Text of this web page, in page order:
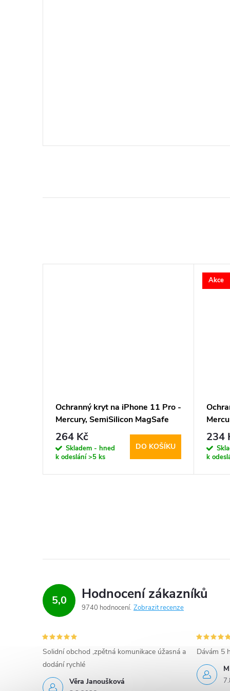
Ochranný kryt na iPhone 11 Pro -
Mercury, SemiSilicon MagSafe
Black
264 Kč
Skladem - hned
k odeslání>5 ks
DO KOŠÍKU
Akce
Green
234
k
5,0 Hodnocení zákazníků
9740 hodnocení Zobrazit recenze
Věra Janoušková
Solidní obchod ,zpětná komunikace úžasná a
dodání rychlé
Dávám 5